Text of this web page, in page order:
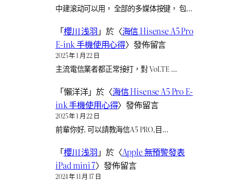
中建滚动可以用， 全部的多媒体按键， 包…
「櫻川 浅羽 」於〈海信 Hisense A5 Pro
E-ink 手機使用心得〉發佈留言
2025 年 1 月 22 日
主流電信業者都正常接打，對 VoLTE …
「懶洋洋」於〈海信 Hisense A5 Pro E-
ink 手機使用心得〉發佈留言
2025 年 1 月 22 日
前輩你好, 可以請教海信A5 PRO,目…
「櫻川 浅羽 」於〈Apple 無預警發表
iPad mini 7〉發佈留言
2024 年 11 月 17 日